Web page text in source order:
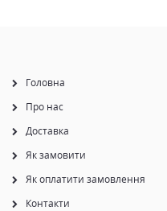
Головна
Про нас
Доставка
Як замовити
Як оплатити замовлення
Контакти